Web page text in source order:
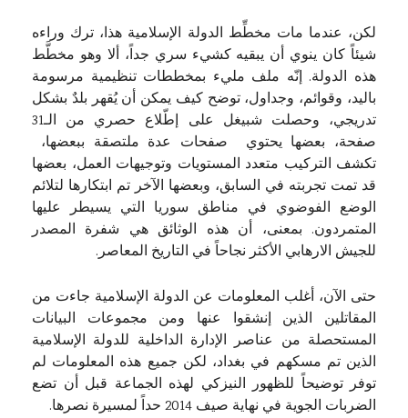
لكن، عندما مات مخطِّط الدولة الإسلامية هذا، ترك وراءه
شيئاً كان ينوي أن يبقيه كشيء سري جداً، ألا وهو مخطَّط
هذه الدولة. إنّه ملف مليء بمخططات تنظيمية مرسومة
باليد، وقوائم، وجداول، توضح كيف يمكن أن يُقهر بلدٌ بشكل
تدريجي، وحصلت شبيغل على إطّلاع حصري من الـ31
صفحة، بعضها يحتوي صفحات عدة ملتصقة ببعضها،
تكشف التركيب متعدد المستويات وتوجيهات العمل، بعضها
قد تمت تجربته في السابق، وبعضها الآخر تم ابتكارها لتلائم
الوضع الفوضوي في مناطق سوريا التي يسيطر عليها
المتمردون. بمعنى، أن هذه الوثائق هي شفرة المصدر
للجيش الارهابي الأكثر نجاحاً في التاريخ المعاصر.
حتى الآن، أغلب المعلومات عن الدولة الإسلامية جاءت من
المقاتلين الذين إنشقوا عنها ومن مجموعات البيانات
المستحصلة من عناصر الإدارة الداخلية للدولة الإسلامية
الذين تم مسكهم في بغداد، لكن جميع هذه المعلومات لم
توفر توضيحاً للظهور النيزكي لهذه الجماعة قبل أن تضع
الضربات الجوية في نهاية صيف 2014 حداً لمسيرة نصرها.